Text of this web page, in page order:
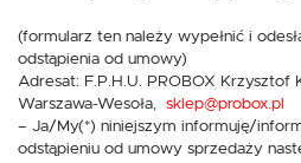
(formularz ten należy wypełnić i
odstąpienia od umowy)
Adresat: F.P.H.U. PROBOX Krzysztof
Warszawa-Wesoła, sklep@probox.pl
– Ja/My(*) niniejszym informuję/
odstąpieniu od umowy sprzedaży